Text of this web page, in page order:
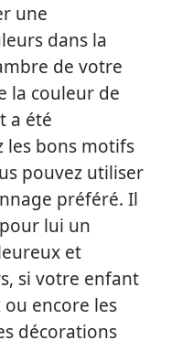
une
dans la
de votre
la couleur de
a été
les bons motifs
pouvez utiliser
préféré. Il
lui un
et
si votre enfant
encore les
décorations